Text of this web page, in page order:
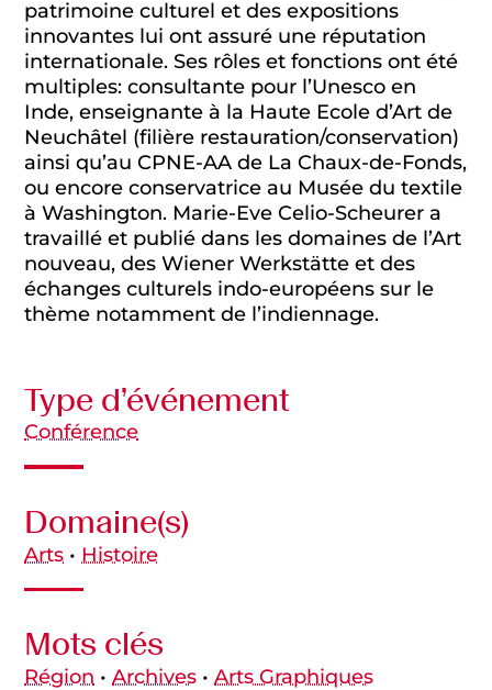
patrimoine culturel et des expositions
innovantes lui ont assuré une réputation
internationale. Ses rôles et fonctions ont été
multiples: consultante pour l’Unesco en
Inde, enseignante à la Haute Ecole d’Art de
Neuchâtel (filière restauration/conservation)
ainsi qu’au CPNE-AA de La Chaux-de-Fonds,
ou encore conservatrice au Musée du textile
à Washington. Marie-Eve Celio-Scheurer a
travaillé et publié dans les domaines de l’Art
nouveau, des Wiener Werkstätte et des
échanges culturels indo-européens sur le
thème notamment de l’indiennage.
Type d’événement
Conférence
Domaine(s)
Arts • Histoire
Mots clés
Région •Archives •Arts Graphiques